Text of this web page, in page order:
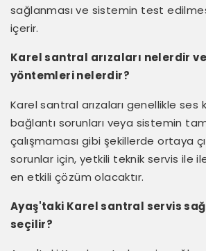
sağlanması ve sistemin test
içerir.
Karel santral arızaları nelerdir
yöntemleri nelerdir?
Karel santral arızaları genellikle ses
bağlantı sorunları veya sistemin
çalışmaması gibi şekillerde ortaya
sorunlar için, yetkili teknik servis ile
en etkili çözüm olacaktır.
Ayaş'taki Karel santral servis
seçilir?